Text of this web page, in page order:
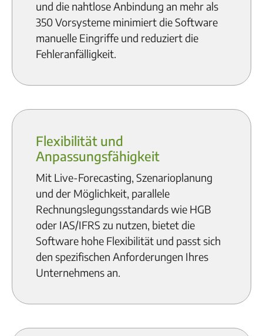
und die nahtlose Anbindung an mehr als
350 Vorsysteme minimiert die Software
manuelle Eingriffe und reduziert die
Fehleranfälligkeit.
Flexibilität und
Anpassungsfähigkeit
Mit Live-Forecasting, Szenarioplanung
und der Möglichkeit, parallele
Rechnungslegungsstandards wie HGB
oder IAS/IFRS zu nutzen, bietet die
Software hohe Flexibilität und passt sich
den spezifischen Anforderungen Ihres
Unternehmens an.